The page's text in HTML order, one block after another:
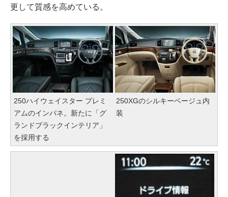
更して質感を高めている。
250ハイウェイスター プレミ
アムのインパネ。新たに「グ
ランドブラックインテリア」
を採用する
250XGのシルキーベージュ内
装